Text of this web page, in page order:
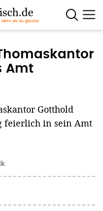
Amt
Gotthold
feierlich in sein Amt